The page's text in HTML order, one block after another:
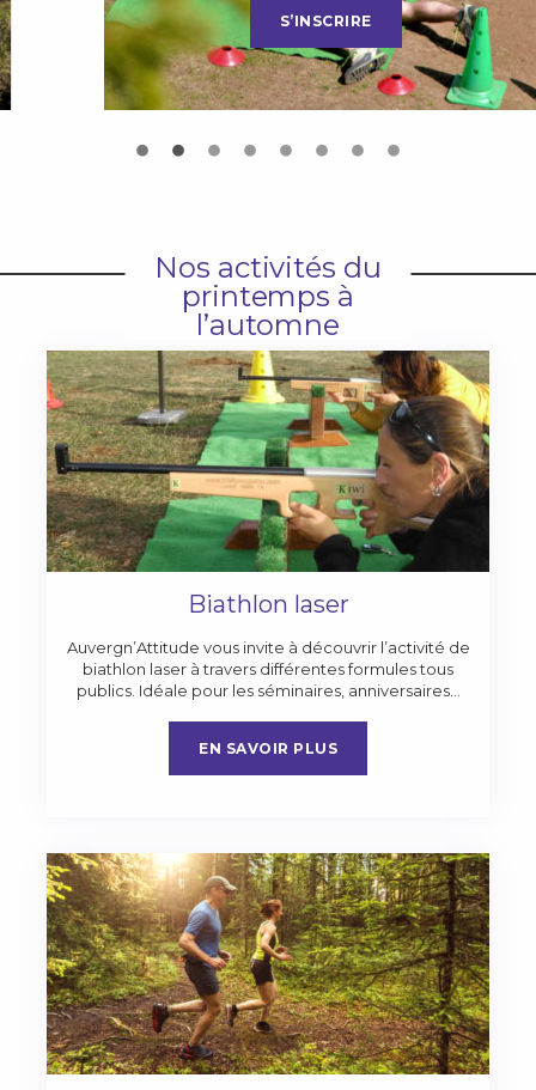
S’INSCRIRE
Nos activités du
printemps à
l’automne
Biathlon laser
Auvergn’Attitude vous invite à découvrir l’activité de
biathlon laser à travers différentes formules tous
publics. Idéale pour les séminaires, anniversaires…
EN SAVOIR PLUS